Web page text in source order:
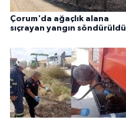
Çorum'da ağaçlık alana
sıçrayan yangın söndürüldü